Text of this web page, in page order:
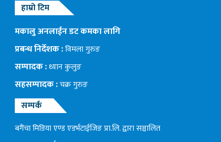
हाम्रो टिम
मकालु अनलाईन डट कमका लागि
प्रबन्ध निर्देशक :विमला गुरुङ
सम्पादक :ध्यान कुलुङ
सहसम्पादक :चक्र गुरुङ
सम्पर्क
बगैंचा मिडिया एण्ड एडर्भटाईजिङ प्रा.लि. द्वारा सञ्चालित